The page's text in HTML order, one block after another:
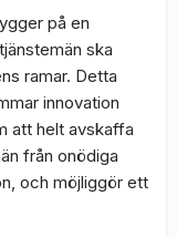
på en
ska
ramar. Detta
innovation
att helt avskaffa
från onödiga
och möjliggör ett